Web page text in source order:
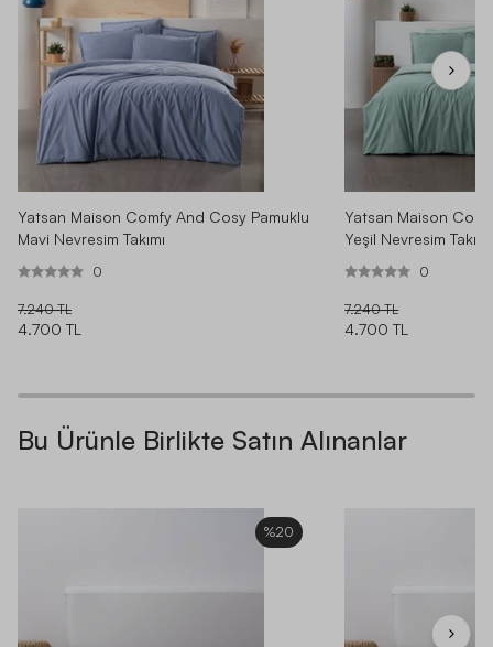
Yatsan Maison Comfy And Cosy Pamuklu
Mavi Nevresim Takımı
0
7.240 TL
4.700 TL
Yatsan Maison
Yeşil Nevresim Takımı
0
7.240 TL
4.700 TL
Bu Ürünle Birlikte Satın Alınanlar
%20